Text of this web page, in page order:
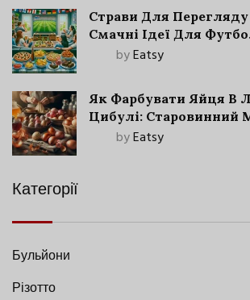
Страви Для Перегляду
Смачні Ідеї Для
byEatsy
Як Фарбувати Яйця В
Цибулі: Старовинний
Сучасними Нюансами
byEatsy
Категорії
Бульйони
Різотто